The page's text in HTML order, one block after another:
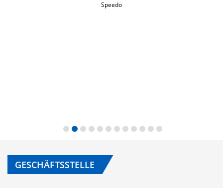
Speedo
GESCHÄFTSSTELLE